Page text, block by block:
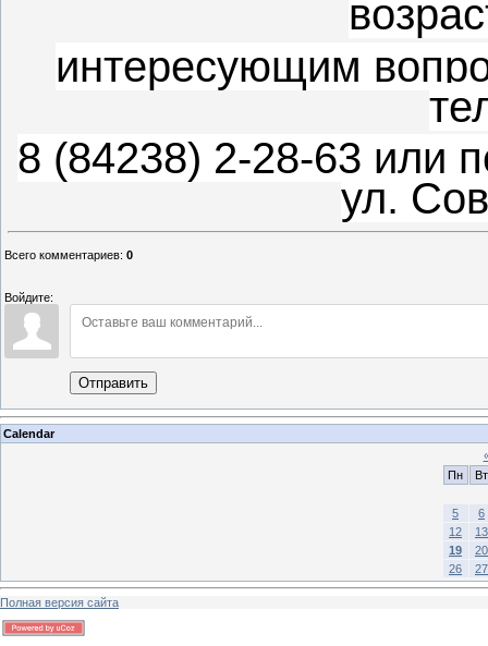
интересующим
8 (84238) 2-28-63 или
ул.
Всего комментариев: 0
Войдите:
Отправить
Calendar
Пн
Вт
5
6
12
13
19
20
26
27
Полная версия сайта